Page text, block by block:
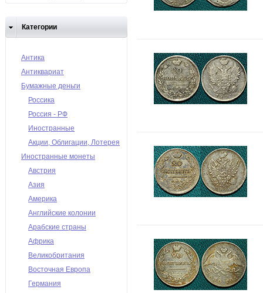
Категории
Антика
Антиквариат
Бумажные деньги
Россика
Россия - РФ
Иностранные
Акции, Облигации, Лотерея
Иностранные монеты
Австрия
Азия
Америка
Английские колонии
Арабские страны
Африка
Великобритания
Восточная Европа
Германия